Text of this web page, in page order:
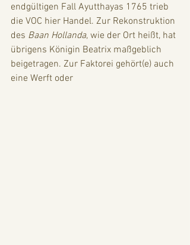
endgültigen Fall Ayutthayas 1765 trieb
die VOC hier Handel. Zur Rekonstruktion
des Baan Hollanda, wie der Ort heißt, hat
übrigens Königin Beatrix maßgeblich
beigetragen. Zur Faktorei gehört(e) auch
eine Werft oder